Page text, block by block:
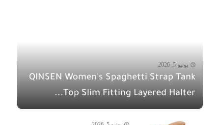
يونيو 5, 2026
QINSEN Women's Spaghetti Strap Tank
Top Slim Fitting Layered Halter...